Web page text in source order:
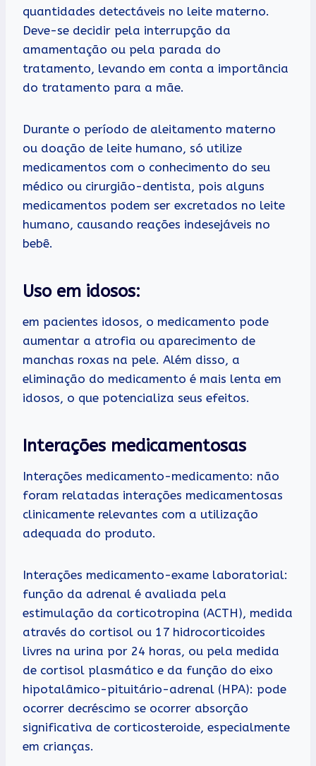
quantidades detectáveis no leite materno.
Deve-se decidir pela interrupção da
amamentação ou pela parada do
tratamento, levando em conta a importância
do tratamento para a mãe.
Durante o período de aleitamento materno
ou doação de leite humano, só utilize
medicamentos com o conhecimento do seu
médico ou cirurgião-dentista, pois alguns
medicamentos podem ser excretados no leite
humano, causando reações indesejáveis no
bebê.
Uso em idosos:
em pacientes idosos, o medicamento pode
aumentar a atrofia ou aparecimento de
manchas roxas na pele. Além disso, a
eliminação do medicamento é mais lenta em
idosos, o que potencializa seus efeitos.
Interações medicamentosas
Interações medicamento-medicamento: não
foram relatadas interações medicamentosas
clinicamente relevantes com a utilização
adequada do produto.
Interações medicamento-exame laboratorial:
função da adrenal é avaliada pela
estimulação da corticotropina (ACTH), medida
através do cortisol ou 17 hidrocorticoides
livres na urina por 24 horas, ou pela medida
de cortisol plasmático e da função do eixo
hipotalâmico-pituitário-adrenal (HPA): pode
ocorrer decréscimo se ocorrer absorção
significativa de corticosteroide, especialmente
em crianças.